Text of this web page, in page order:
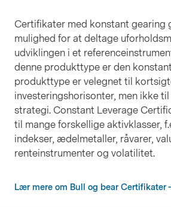
Certifikater med konstant gearing
mulighed for at deltage
udviklingen i et
denne produkttype er den
produkttype er velegnet til
investeringshorisonter, men ikke
strategi. Constant Leverage
til mange forskellige aktivklasser,
indekser, ædelmetaller, råvarer,
renteinstrumenter og volatilitet.
Lær mere om Bull og bear Certifikater